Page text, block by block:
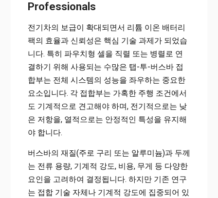
Professionals
전기차의 보급이 확대되면서 리튬 이온 배터리
팩의 효율과 신뢰성은 핵심 기술 과제가 되었습
니다. 특히 파우치형 셀을 직렬 또는 병렬로 연
결하기 위해 사용되는 수많은 탭-투-버스바 접
합부는 전체 시스템의 성능을 좌우하는 중요한
요소입니다. 각 접합부는 가혹한 주행 조건에서
도 기계적으로 견고해야 하며, 전기적으로는 낮
은 저항을, 열적으로는 안정적인 특성을 유지해
야 합니다.
버스바의 재질(주로 구리 또는 알루미늄)과 두께
는 전류 용량, 기계적 강도, 비용, 무게 등 다양한
요인을 고려하여 결정됩니다. 하지만 기존 연구
는 접합 기술 자체나 기계적 강도에 집중되어 있